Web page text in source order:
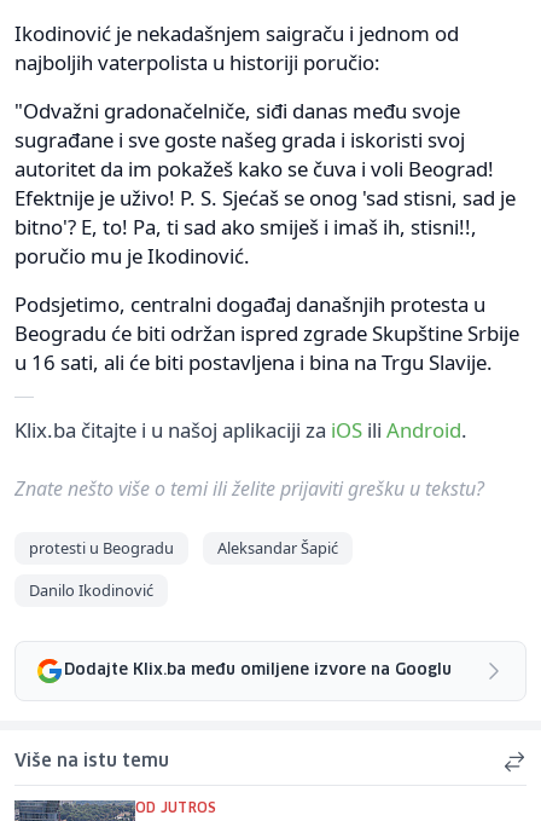
Ikodinović je nekadašnjem saigraču i jednom od
najboljih vaterpolista u historiji poručio:
"Odvažni gradonačelniče, siđi danas među svoje
sugrađane i sve goste našeg grada i iskoristi svoj
autoritet da im pokažeš kako se čuva i voli Beograd!
Efektnije je uživo! P. S. Sjećaš se onog 'sad stisni, sad je
bitno'? E, to! Pa, ti sad ako smiješ i imaš ih, stisni!!,
poručio mu je Ikodinović.
Podsjetimo, centralni događaj današnjih protesta u
Beogradu će biti održan ispred zgrade Skupštine Srbije
u 16 sati, ali će biti postavljena i bina na Trgu Slavije.
Klix.ba čitajte i u našoj aplikaciji za iOS ili Android.
Znate nešto više o temi ili želite prijaviti grešku u tekstu?
protesti u Beogradu
Aleksandar Šapić
Danilo Ikodinović
Dodajte Klix.ba među omiljene izvore na Googlu
Više na istu temu
OD JUTROS